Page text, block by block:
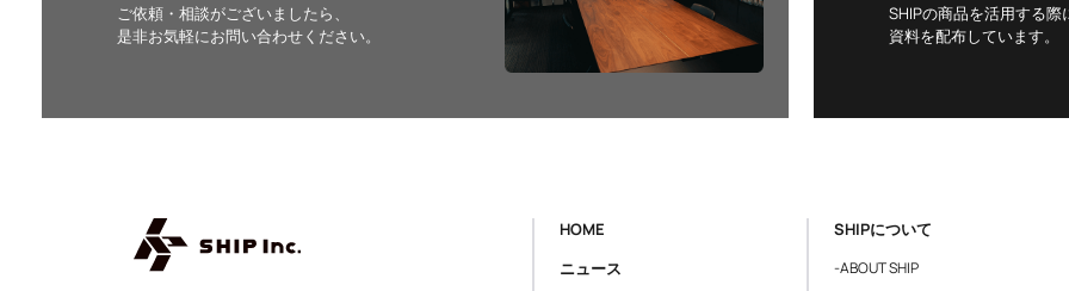
ご依頼・相談がございましたら、
是非お気軽にお問い合わせください。
SHIPの商品を活用する際
資料を配布しています。
HOME
ニュース
SHIPについて
-ABOUT SHIP